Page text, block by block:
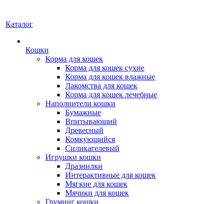
Каталог
Кошки
Корма для кошек
Корма для кошек сухие
Корма для кошек влажные
Лакомства для кошек
Корма для кошек лечебные
Наполнители кошки
Бумажные
Впитывающий
Древесный
Комкующийся
Силикагелевый
Игрушки кошки
Дразнилки
Интерактивные для кошек
Мягкие для кошек
Мячики для кошек
Груминг кошки